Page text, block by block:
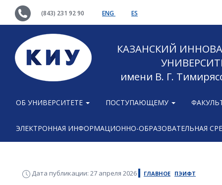
(843) 231 92 90 ENG ES
КАЗАНСКИЙ
имени В. Г.
ОБ УНИВЕРСИТЕТЕ ПОСТУПАЮЩЕМУ
ЭЛЕКТРОННАЯ ИНФОРМАЦИОННО-ОБРАЗОВАТЕЛЬНАЯ
Дата публикации: 27 апреля 2026 ГЛАВНОЕ ПЭИФТ